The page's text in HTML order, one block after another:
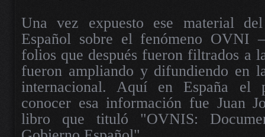
Una vez expuesto ese material
Español sobre el fenómeno OVNI
folios que después fueron filtrados a
fueron ampliando y difundiendo en
internacional. Aquí en España el
conocer esa información fue Juan
libro que tituló "OVNIS: